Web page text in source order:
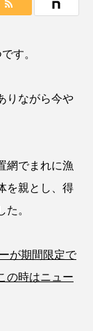
ゴ
ザメ
す。
りながら今や
網でまれに漁
を親とし、得
。
が期間限定で
の時はニュー